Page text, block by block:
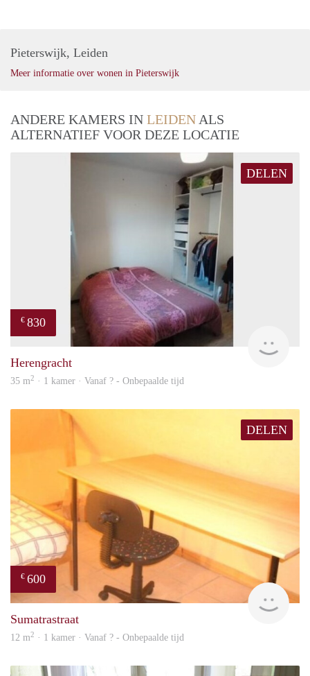
Pieterswijk, Leiden
Meer informatie over wonen in Pieterswijk
ANDERE KAMERS IN LEIDEN ALS
ALTERNATIEF VOOR DEZE LOCATIE
DELEN
€ 830
Herengracht
35 m2 · 1 kamer · Vanaf ? - Onbepaalde tijd
DELEN
€ 600
Sumatrastraat
12 m2 · 1 kamer · Vanaf ? - Onbepaalde tijd